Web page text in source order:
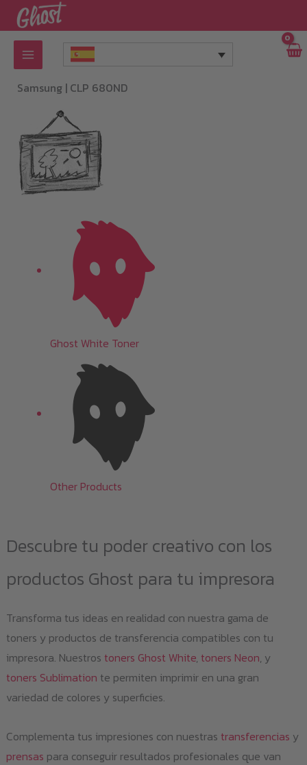
al
contenido
Samsung | CLP 680ND
Ghost White Toner
Other Products
Descubre tu poder creativo con los
productos Ghost para tu impresora
Transforma tus ideas en realidad con nuestra gama de
toners y productos de transferencia compatibles con tu
impresora. Nuestros toners Ghost White, toners Neon, y
toners Sublimation te permiten imprimir en una gran
variedad de colores y superficies.
Complementa tus impresiones con nuestras transferencias y
prensas para conseguir resultados profesionales que van